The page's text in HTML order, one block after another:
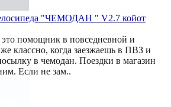
"ЧЕМОДАН " V2.7 койот
помощник в повседневной и
классно, когда заезжаешь в ПВЗ и
в чемодан. Поездки в магазин
Если не зам..